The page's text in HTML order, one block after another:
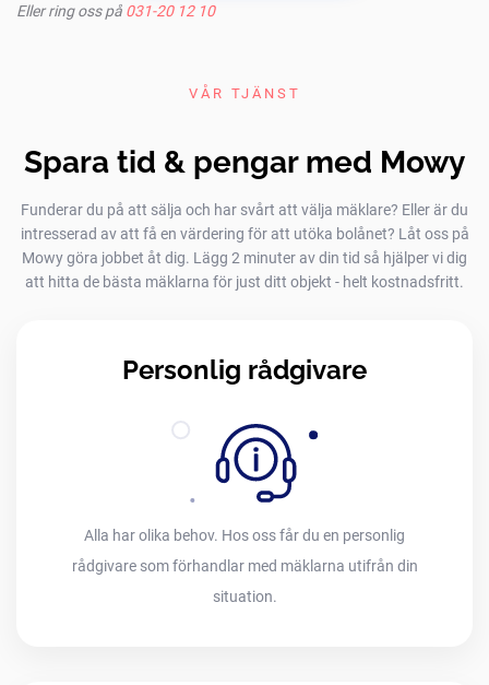
Eller ring oss på 031-20 12 10
VÅR TJÄNST
Spara tid & pengar med Mowy
Funderar du på att sälja och har svårt att välja mäklare? Eller är du
intresserad av att få en värdering för att utöka bolånet? Låt oss på
Mowy göra jobbet åt dig. Lägg 2 minuter av din tid så hjälper vi dig
att hitta de bästa mäklarna för just ditt objekt - helt kostnadsfritt.
Personlig rådgivare
Alla har olika behov. Hos oss får du en personlig
rådgivare som förhandlar med mäklarna utifrån din
situation.